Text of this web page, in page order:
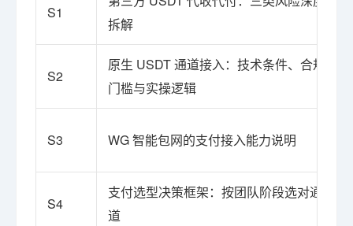
S1
拆解
S2
原生 USDT 通道接入：技术条件、合规
门槛与实操逻辑
S3 WG 智能包网的支付接入能力说明
S4
支付选型决策框架：按团队阶段选对通
道